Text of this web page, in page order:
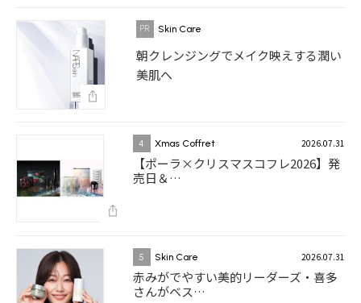
Skin Care
朝クレンジングでメイク映えする潤い
美肌へ
4 Xmas Coffret 2026.07.31
【ポーラ×クリスマスコフレ2026】発
売日＆…
5 Skin Care 2026.07.31
赤みがでやすい美的リーダーズ・喜多
さんがベス…